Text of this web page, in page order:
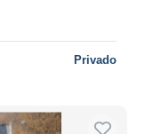
Privado